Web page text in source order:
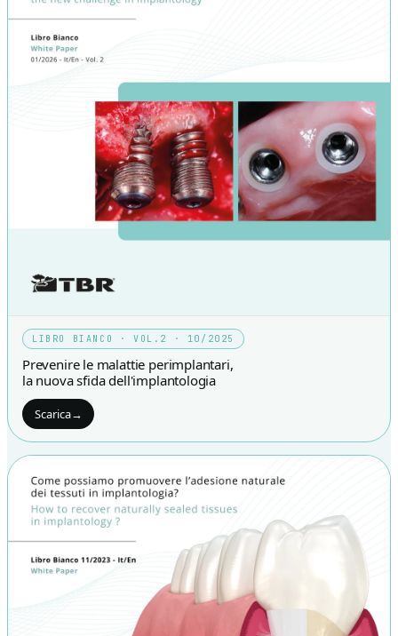
LIBRO BIANCO · VOL.2 · 10/2025
Prevenire le malattie perimplantari,
la nuova sfida dell'implantologia
Scarica→